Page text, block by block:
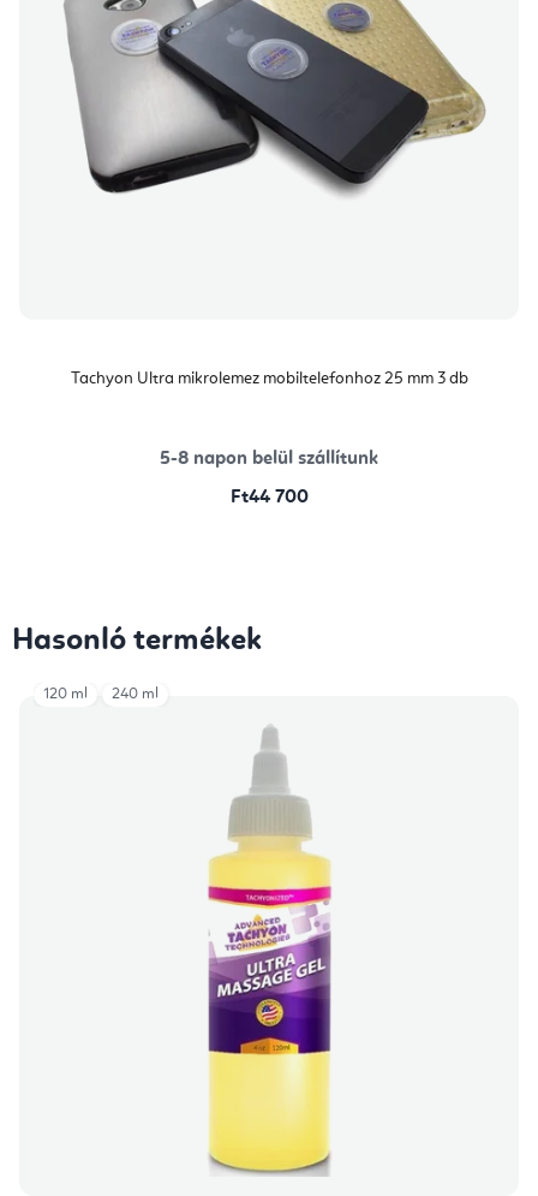
Tachyon Ultra mikrolemez mobiltelefonhoz 25 mm 3 db
5-8 napon belül szállítunk
Ft44 700
Hasonló termékek
120 ml 240 ml